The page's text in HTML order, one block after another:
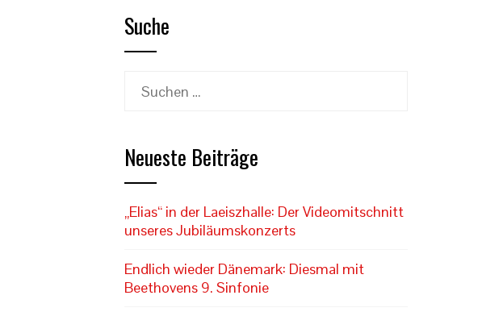
Suche
Suchen
Neueste Beiträge
„Elias“ in der Laeiszhalle: Der Videomitschnitt
unseres Jubiläumskonzerts
Endlich wieder Dänemark: Diesmal mit
Beethovens 9. Sinfonie